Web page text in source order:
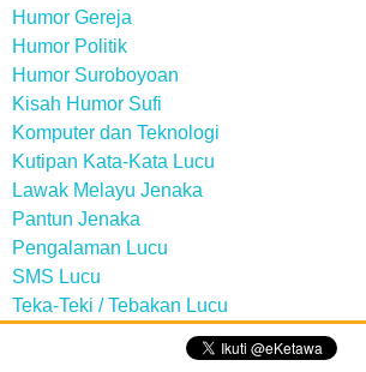
Humor Gereja
Humor Politik
Humor Suroboyoan
Kisah Humor Sufi
Komputer dan Teknologi
Kutipan Kata-Kata Lucu
Lawak Melayu Jenaka
Pantun Jenaka
Pengalaman Lucu
SMS Lucu
Teka-Teki / Tebakan Lucu